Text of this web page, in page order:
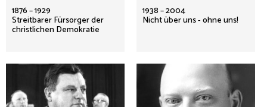
1876 – 1929
Streitbarer Fürsorger der
christlichen Demokratie
1938 – 2004
Nicht über uns - ohne uns!